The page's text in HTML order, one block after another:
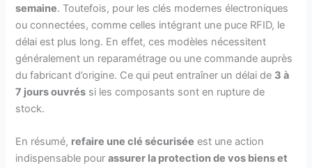
semaine. Toutefois, pour les clés modernes électroniques
ou connectées, comme celles intégrant une puce RFID, le
délai est plus long. En effet, ces modèles nécessitent
généralement un reparamétrage ou une commande auprès
du fabricant d’origine. Ce qui peut entraîner un délai de 3 à
7 jours ouvrés si les composants sont en rupture de
stock.
En résumé, refaire une clé sécurisée est une action
indispensable pourassurer la protection de vos biens et